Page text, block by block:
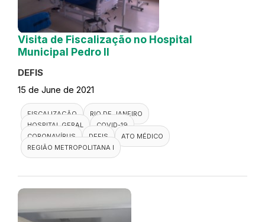
Visita de Fiscalização no Hospital
Municipal Pedro II
DEFIS
15 de June de 2021
FISCALIZAÇÃO
RIO DE JANEIRO
HOSPITAL GERAL
COVID-19
CORONAVÍRUS
DEFIS
ATO MÉDICO
REGIÃO METROPOLITANA I